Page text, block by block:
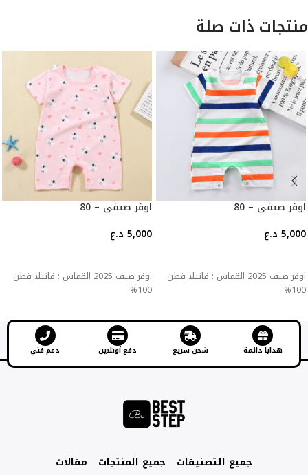
منتجات ذات صلة
اوفر صيفي – 80
5,000 د.ع
اوفر صيف 2025 القماش : فانيلا قطن
100%
اوفر صيفي – 80
5,000 د.ع
اوفر صيف 2025 القماش : فانيلا قطن
100%
هدايا دائمة شحن سريع دفع أونلاين دعم فني
جميع التصنيفات جميع المنتجات مقالات